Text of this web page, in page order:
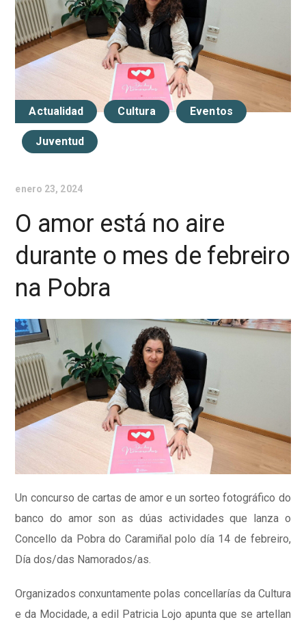
Actualidad Cultura Eventos
Juventud
enero 23, 2024
O amor está no aire
durante o mes de febreiro
na Pobra
Un concurso de cartas de amor e un sorteo fotográfico do
banco do amor son as dúas actividades que lanza o
Concello da Pobra do Caramiñal polo día 14 de febreiro,
Día dos/das Namorados/as.
Organizados conxuntamente polas concellarías da Cultura
e da Mocidade, a edil Patricia Lojo apunta que se artellan